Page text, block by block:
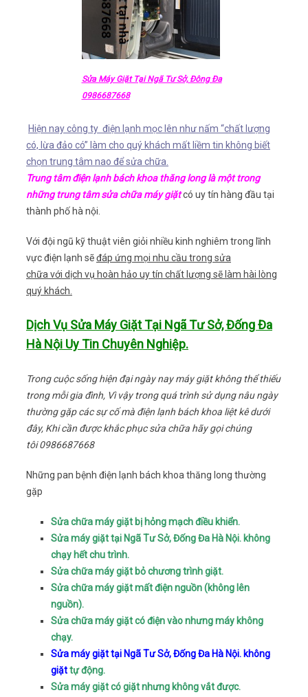
Sửa Máy Giặt Tại Ngã Tư Sở, Đông Đa
0986687668
Hiện nay công ty điện lạnh mọc lên như nấm “chất lượng
có, lừa đảo có” làm cho quý khách mất liềm tin không biết
chọn trung tâm nao để sửa chữa.
Trung tâm điện lạnh bách khoa thăng long là một trong
những trung tâm sửa chữa máy giặtcó uy tín hàng đầu tại
thành phố hà nội.
Với đội ngũ kỹ thuật viên giỏi nhiều kinh nghiêm trong lĩnh
vực điện lạnh sẽđáp ứng mọi nhu cầu trong sửa
chữa với dịch vụ hoàn hảo uy tín chất lượng sẽ làm hài lòng
quý khách.
Dịch Vụ Sửa Máy Giặt Tại Ngã Tư Sở, Đống Đa
Hà Nội Uy Tin Chuyên Nghiệp.
Trong cuộc sống hiện đại ngày nay máy giặt không thể thiếu
trong mỗi gia đình, Vì vậy trong quá trình sử dụng nâu ngày
thường gặp các sự cố mà điện lạnh bách khoa liệt kê dưới
đây, Khi cần được khắc phục sửa chữa hãy gọi chúng
tôi 0986687668
Những pan bệnh điện lạnh bách khoa thăng long thường
gặp
Sửa chữa máy giặt bị hỏng mạch điều khiển.
Sửa máy giặt tại Ngã Tư Sở, Đống Đa Hà Nội. không
chạy hết chu trình.
Sửa chữa máy giặt bỏ chương trình giặt.
Sửa chữa máy giặt mất điện nguồn (không lên
nguồn).
Sửa chữa máy giặt có điện vào nhưng máy không
chạy.
Sửa máy giặt tại Ngã Tư Sở, Đống Đa Hà Nội. không
giặttự động.
Sửa máy giặt có giặt nhưng không vắt được.